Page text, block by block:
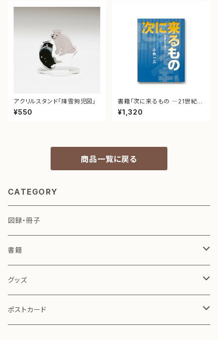
アクリルスタンド「降雪狗児図」
¥550
書籍「次に来るもの ―21世紀を
迎えてー」
¥1,320
商品一覧に戻る
CATEGORY
図録・冊子
書籍
小林一三 関連
演劇・役者絵 関連
グッズ
文具
ポストカード